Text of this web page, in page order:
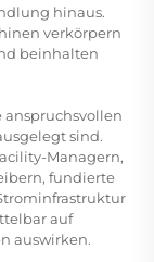
hinaus.
verkörpern
beinhalten
sind.
Managern,
fundierte
auf
auswirken.